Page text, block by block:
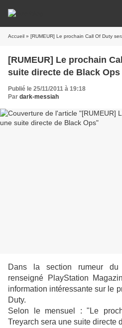
Accueil » [RUMEUR] Le prochain Call Of Duty
[RUMEUR] Le prochain
suite directe de Black Ops
Publié le 25/11/2011 à 19:18
Par dark-messiah
Dans la section rumeur du
renseigné PlayStation
information intéressante sur le
Duty.
Selon le mensuel : "Le
Treyarch sera une suite directe